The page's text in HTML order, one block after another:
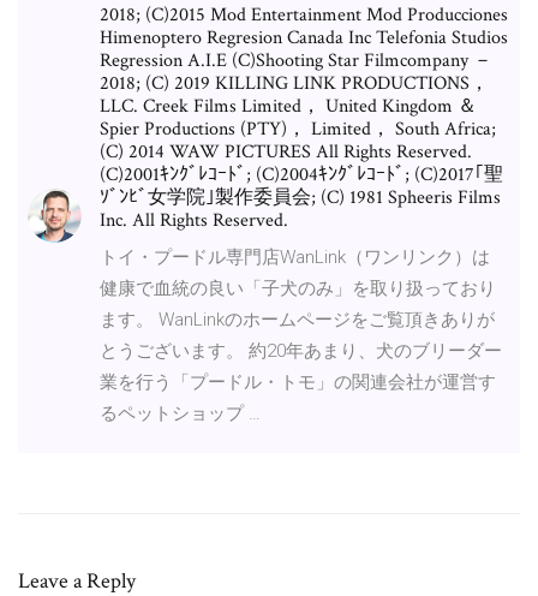
2018; (C)2015 Mod Entertainment Mod Producciones
Himenoptero Regresion Canada Inc Telefonia Studios
Regression A.I.E (C)Shooting Star Filmcompany －
2018; (C) 2019 KILLING LINK PRODUCTIONS，
LLC. Creek Films Limited， United Kingdom ＆
Spier Productions (PTY)， Limited， South Africa;
(C) 2014 WAW PICTURES All Rights Reserved.
(C)2001ｷﾝｸﾞﾚｺｰﾄﾞ; (C)2004ｷﾝｸﾞﾚｺｰﾄﾞ; (C)2017｢聖
ｿﾞﾝﾋﾞ女学院｣製作委員会; (C) 1981 Spheeris Films
Inc. All Rights Reserved.
トイ・プードル専門店WanLink（ワンリンク）は
健康で血統の良い「子犬のみ」を取り扱っており
ます。 WanLinkのホームページをご覧頂きありが
とうございます。 約20年あまり、犬のブリーダー
業を行う「プードル・トモ」の関連会社が運営す
るペットショップ …
Leave a Reply